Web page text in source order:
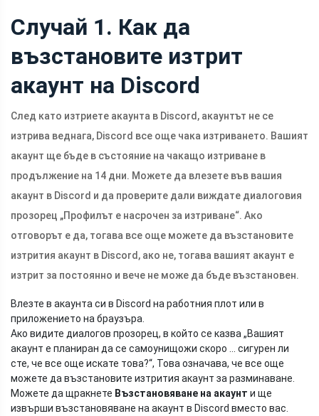
Случай 1. Как да
възстановите изтрит
акаунт на Discord
След като изтриете акаунта в Discord, акаунтът не се
изтрива веднага, Discord все още чака изтриването. Вашият
акаунт ще бъде в състояние на чакащо изтриване в
продължение на 14 дни. Можете да влезете във вашия
акаунт в Discord и да проверите дали виждате диалоговия
прозорец „Профилът е насрочен за изтриване“. Ако
отговорът е да, тогава все още можете да възстановите
изтрития акаунт в Discord, ако не, тогава вашият акаунт е
изтрит за постоянно и вече не може да бъде възстановен.
Влезте в акаунта си в Discord на работния плот или в
приложението на браузъра.
Ако видите диалогов прозорец, в който се казва „Вашият
акаунт е планиран да се самоунищожи скоро ... сигурен ли
сте, че все още искате това?“, Това означава, че все още
можете да възстановите изтрития акаунт за разминаване.
Можете да щракнете Възстановяване на акаунт и ще
извърши възстановяване на акаунт в Discord вместо вас.